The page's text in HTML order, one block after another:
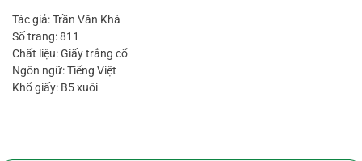
Tác giả: Trần Văn Khá
Số trang: 811
Chất liệu: Giấy trắng cổ
Ngôn ngữ: Tiếng Việt
Khổ giấy: B5 xuôi